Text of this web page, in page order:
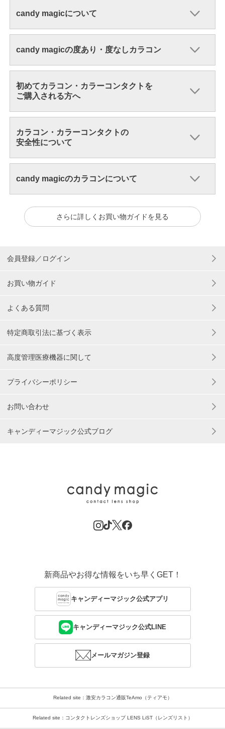
candy magicについて
candy magicの度あり・度なしカラコン
初めてカラコン・カラーコンタクトを
ご購入される方へ
カラコン・カラーコンタクトの
安全性について
candy magicのカラコンについて
さらに詳しくお買い物ガイドを見る
会員登録／ログイン
お買い物ガイド
よくある質問
特定商取引法に基づく表示
高度管理医療機器に関して
プライバシーポリシー
お問い合わせ
キャンディーマジック公式ブログ
新商品やお得な情報をいち早くGET！
キャンディーマジック公式アプリ
キャンディーマジック公式LINE
メールマガジン登録
Related site：激安カラコン通販TeAmo（ティアモ）
Related site：コンタクトレンズショップ LENS LiST（レンズリスト）